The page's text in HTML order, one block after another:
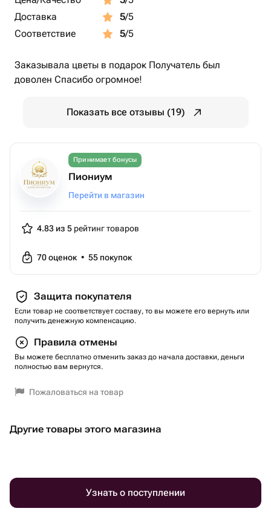
Доставка
5/5
Соответствие
5/5
Заказывала цветы в подарок Получатель был
доволен Спасибо огромное!
Показать все отзывы (19)
Принимает бонусы
Пиониум
Перейти в магазин
4.83 из 5 рейтинг товаров
70оценок • 55 покупок
Защита покупателя
Если товар не соответствует составу, то вы можете его вернуть или
получить денежную компенсацию.
Правила отмены
Вы можете бесплатно отменить заказ до начала доставки, деньги
полностью вам вернутся.
Пожаловаться на товар
Другие товары этого магазина
Узнать о поступлении